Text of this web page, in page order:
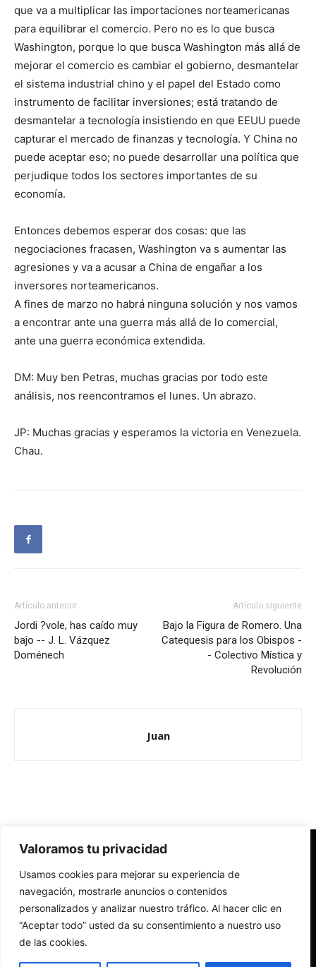
Valoramos tu privacidad
Usamos cookies para mejorar su experiencia de
navegación, mostrarle anuncios o contenidos
personalizados y analizar nuestro tráfico. Al hacer clic en
“Aceptar todo” usted da su consentimiento a nuestro uso
de las cookies.
que va a multiplicar las importaciones norteamericanas
para equilibrar el comercio. Pero no es lo que busca
Washington, porque lo que busca Washington más allá de
mejorar el comercio es cambiar el gobierno, desmantelar
el sistema industrial chino y el papel del Estado como
instrumento de facilitar inversiones; está tratando de
desmantelar a tecnología insistiendo en que EEUU puede
capturar el mercado de finanzas y tecnología. Y China no
puede aceptar eso; no puede desarrollar una política que
perjudique todos los sectores importantes de su
economía.
Entonces debemos esperar dos cosas: que las
negociaciones fracasen, Washington va s aumentar las
agresiones y va a acusar a China de engañar a los
inversores norteamericanos.
A fines de marzo no habrá ninguna solución y nos vamos
a encontrar ante una guerra más allá de lo comercial,
ante una guerra económica extendida.
DM: Muy ben Petras, muchas gracias por todo este
análisis, nos reencontramos el lunes. Un abrazo.
JP: Muchas gracias y esperamos la victoria en Venezuela.
Chau.
Artículo anterior
Jordi ?vole, has caído muy
bajo -- J. L. Vázquez
Doménech
Artículo siguiente
Bajo la Figura de Romero. Una
Catequesis para los Obispos -
- Colectivo Mística y
Revolución
Juan
Redes Cristianas
Una mirada alternativa sobre la Iglesia católica y la sociedad
- Colectivos de Redes Cristianas